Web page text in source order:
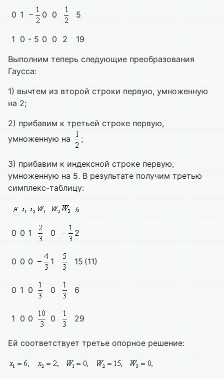
0 1 0 0 5
1 0 - 5 0 0 2
19
Выполним теперь следующие преобразования
Гаусса:
1) вычтем из второй строки первую, умноженную
на 2;
2) прибавим к третьей строке первую,
умноженную на
;
3) прибавим к индексной строке первую,
умноженную на 5. В результате получим третью
симплекс-таблицу:
0 0 1 0 2
0 0 0 1 15 (11)
0 1 0 0 6
1 0 0 0 29
Ей соответствует третье опорное решение: